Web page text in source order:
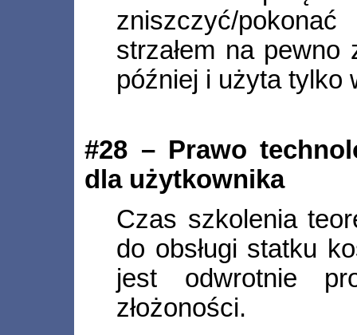
zniszczyć/
strzałem na
później i użyta tylko
#28 – Prawo
dla użytkownika
Czas szkolenia
do obsługi statku
jest odwrotnie
złożoności.